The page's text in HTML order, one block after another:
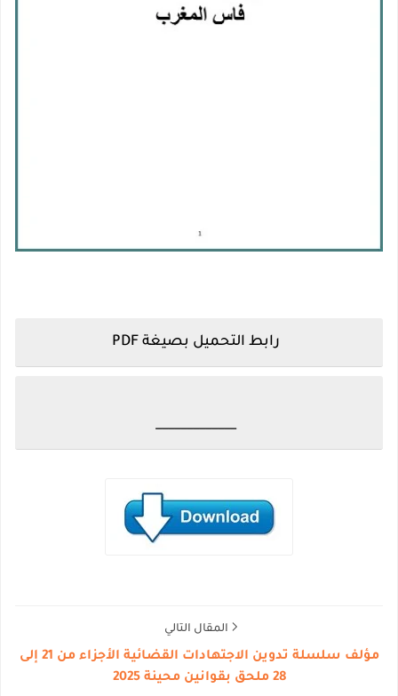
رابط التحميل بصيغة PDF
_____________
المقال التالي
مؤلف سلسلة تدوين الاجتهادات القضائية الأجزاء من 21 إلى
28 ملحق بقوانين محينة 2025